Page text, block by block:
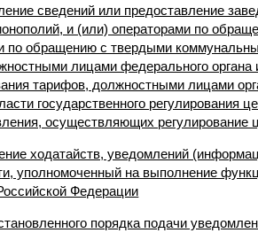
сведений или предоставление
и (или) операторами по
по обращению с твердыми
лицами федерального органа
тарифов, должностными лицами
государственного
осуществляющих регулирование
ходатайств, уведомлений
уполномоченный на выполнение
Федерации
порядка подачи